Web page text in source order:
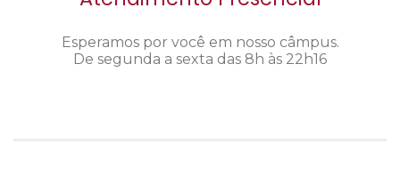
Esperamos por você em nosso câmpus.
De segunda a sexta das 8h às 22h16